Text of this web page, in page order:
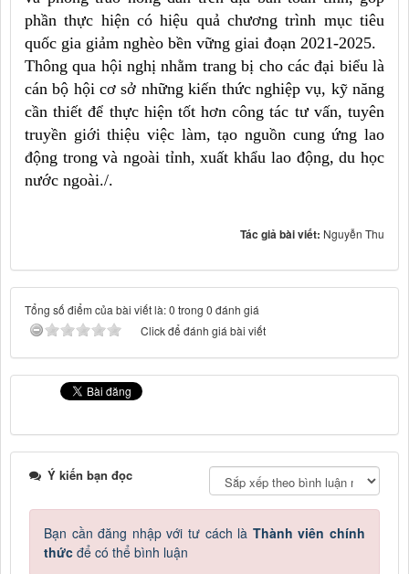
phần thực hiện có hiệu quả chương trình mục tiêu
quốc gia giảm nghèo bền vững giai đoạn 2021-2025.
Thông qua hội nghị nhằm trang bị cho các đại biểu là
cán bộ hội cơ sở những kiến thức nghiệp vụ, kỹ năng
cần thiết để thực hiện tốt hơn công tác tư vấn, tuyên
truyền giới thiệu việc làm, tạo nguồn cung ứng lao
động trong và ngoài tỉnh, xuất khẩu lao động, du học
nước ngoài./.
Tác giả bài viết: Nguyễn Thu
Tổng số điểm của bài viết là: 0 trong 0 đánh giá
Click để đánh giá bài viết
Ý kiến bạn đọc
Bạn cần đăng nhập với tư cách là Thành viên chính
thức để có thể bình luận